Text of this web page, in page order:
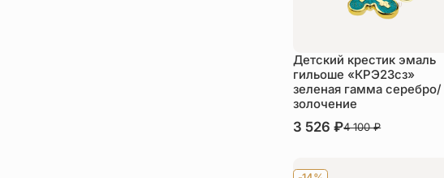
Детский крестик эмаль
гильоше «КРЭ23сз»
зеленая гамма серебро/
золочение
В наличии
3 526₽4 100₽